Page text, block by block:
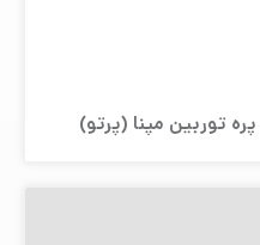
توربین مپنا (پرتو)